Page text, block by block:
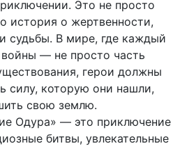
Это не просто
история о жертвенности,
судьбы. В мире, где каждый
— не просто часть
герои должны
силу, которую они нашли,
свою землю.
Одура» — это приключение
битвы, увлекательные